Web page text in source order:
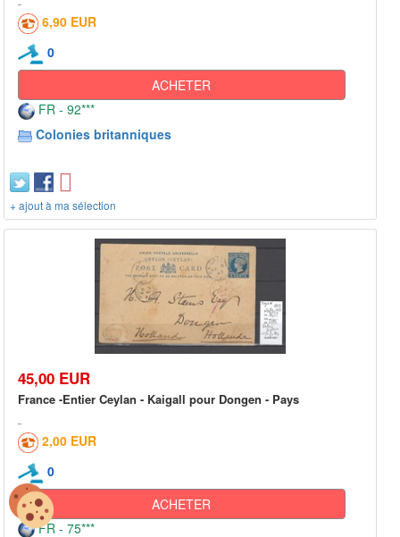
6,90 EUR
0
ACHETER
FR - 92***
Colonies britanniques
+ ajout à ma sélection
45,00 EUR
France -Entier Ceylan - Kaigall pour Dongen - Pays
2,00 EUR
0
ACHETER
FR - 75***